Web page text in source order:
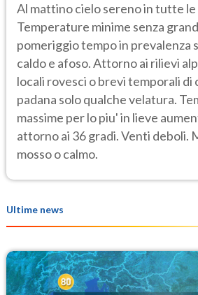
Al mattino cielo sereno in tutte
Temperature minime senza
pomeriggio tempo in prevalenza
caldo e afoso. Attorno ai rilievi
locali rovesci o brevi temporali di
padana solo qualche velatura.
massime per lo piu' in lieve
attorno ai 36 gradi. Venti deboli.
mosso o calmo.
Ultime news